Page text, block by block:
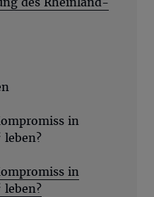
in
leben?
in
leben?